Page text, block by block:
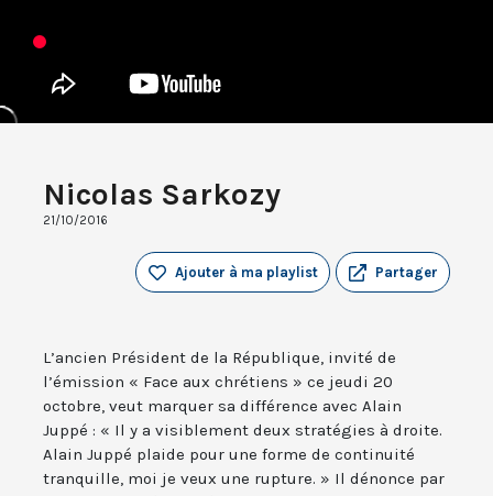
Nicolas Sarkozy
21/10/2016
Partager
Ajouter à ma playlist
L’ancien Président de la République, invité de
l’émission « Face aux chrétiens » ce jeudi 20
octobre, veut marquer sa différence avec Alain
Juppé : « Il y a visiblement deux stratégies à droite.
Alain Juppé plaide pour une forme de continuité
tranquille, moi je veux une rupture. » Il dénonce par